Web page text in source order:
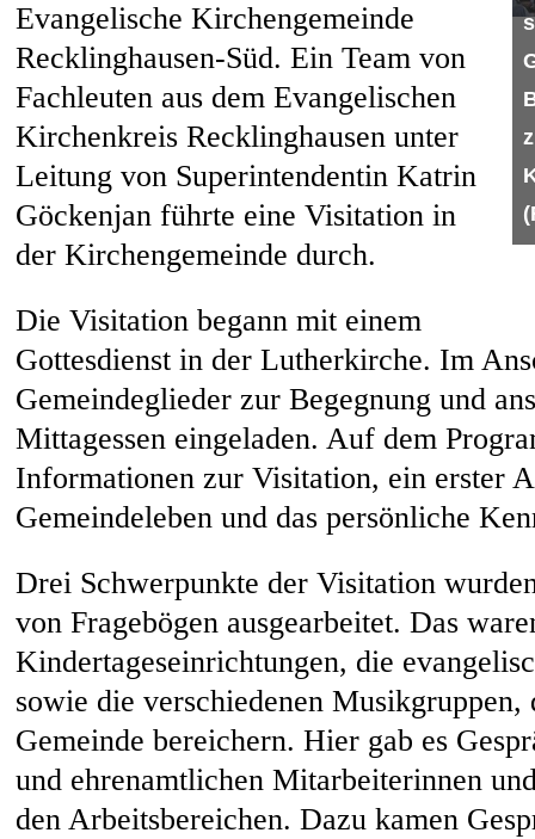
Evangelische Kirchengemeinde
Recklinghausen-Süd. Ein Team von
Fachleuten aus dem Evangelischen
Kirchenkreis Recklinghausen unter
Leitung von Superintendentin Katrin
Göckenjan führte eine Visitation in
der Kirchengemeinde durch.
Die Visitation begann mit einem
Gottesdienst in der Lutherkirche. Im
Gemeindeglieder zur Begegnung und
Mittagessen eingeladen. Auf dem
Informationen zur Visitation, ein erster
Gemeindeleben und das persönliche
Drei Schwerpunkte der Visitation
von Fragebögen ausgearbeitet. Das
Kindertageseinrichtungen, die
sowie die verschiedenen Musikgruppen,
Gemeinde bereichern. Hier gab es
und ehrenamtlichen Mitarbeiterinnen
den Arbeitsbereichen. Dazu kamen